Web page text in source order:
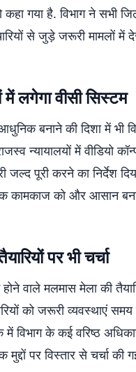
कहा गया है. विभाग ने सभी
से जुड़े जरूरी मामलों में
में लगेगा वीसी सिस्टम
बनाने की दिशा में भी
न्यायालयों में वीडियो
जल्द पूरी करने का निर्देश
कामकाज को और आसान
पर भी चर्चा
वाले मलमास मेला की
को जरूरी व्यवस्थाएं
विभाग के कई वरिष्ठ
पर विस्तार से चर्चा की